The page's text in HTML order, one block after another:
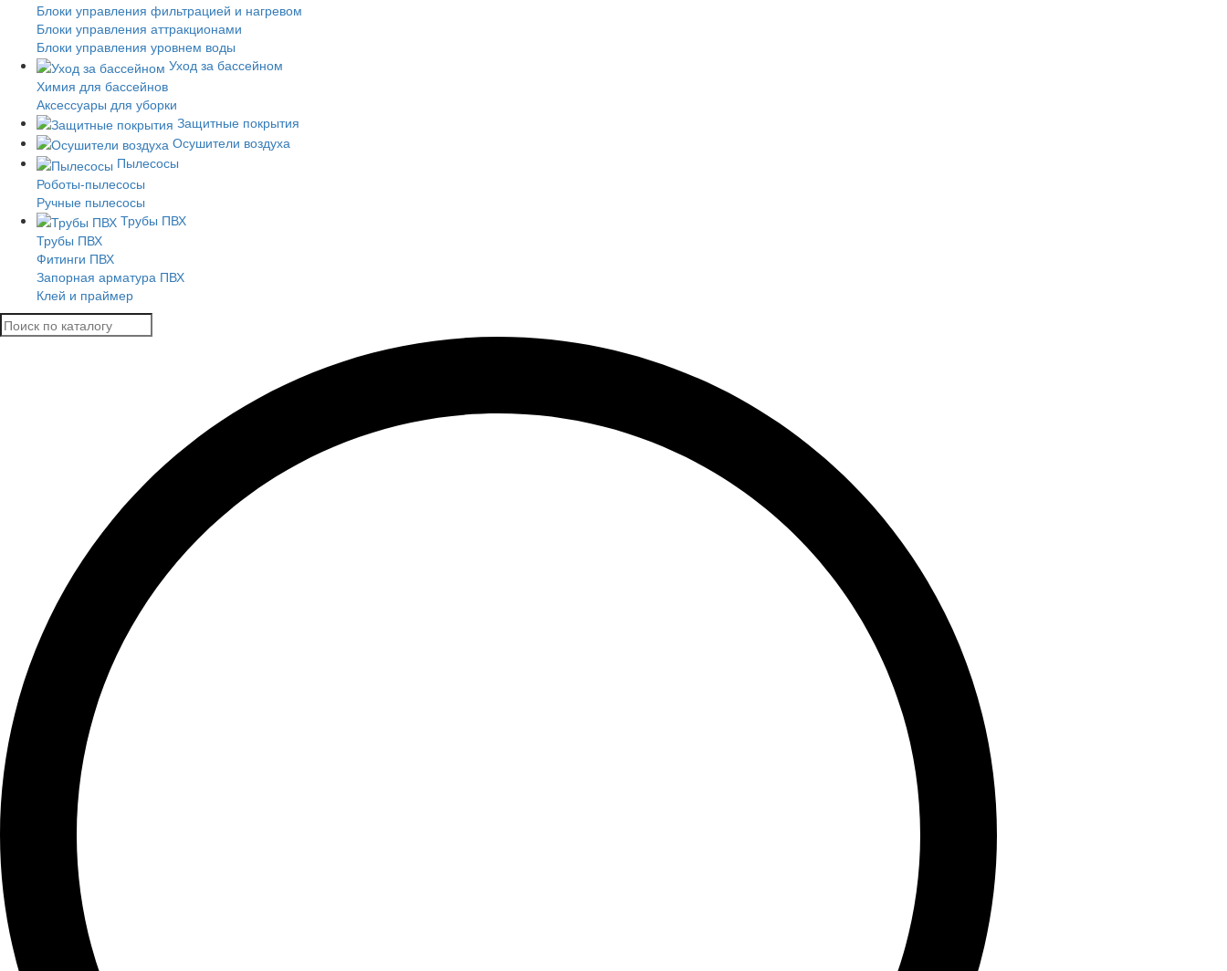
Блоки управления фильтрацией и нагревом
Блоки управления аттракционами
Блоки управления уровнем воды
Уход за бассейном
Химия для бассейнов
Аксессуары для уборки
Защитные покрытия
Осушители воздуха
Пылесосы
Роботы-пылесосы
Ручные пылесосы
Трубы ПВХ
Трубы ПВХ
Фитинги ПВХ
Запорная арматура ПВХ
Клей и праймер